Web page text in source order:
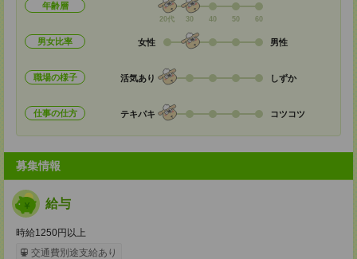
年齢層
20代 30 40 50 60
男女比率 女性 男性
職場の様子 活気あり しずか
仕事の仕方 テキパキ コツコツ
募集情報
給与
時給1250円以上
交通費別途支給あり